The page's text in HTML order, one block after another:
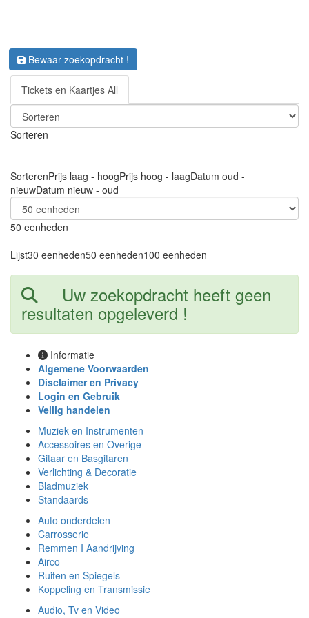
Bewaar zoekopdracht !
Tickets en Kaartjes All
Sorteren
SorterenPrijs laag - hoogPrijs hoog - laagDatum oud -
nieuwDatum nieuw - oud
50 eenheden
Lijst30 eenheden50 eenheden100 eenheden
Uw zoekopdracht heeft geen
resultaten opgeleverd !
Informatie
Algemene Voorwaarden
Disclaimer en Privacy
Login en Gebruik
Veilig handelen
Muziek en Instrumenten
Accessoires en Overige
Gitaar en Basgitaren
Verlichting & Decoratie
Bladmuziek
Standaards
Auto onderdelen
Carrosserie
Remmen I Aandrijving
Airco
Ruiten en Spiegels
Koppeling en Transmissie
Audio, Tv en Video